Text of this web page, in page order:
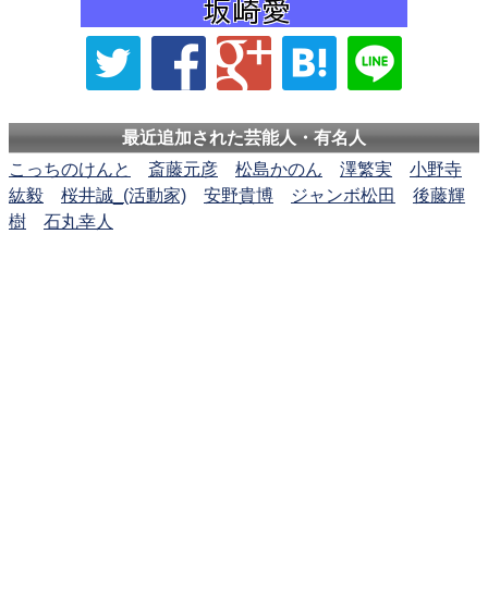
最近追加された芸能人・有名人
こっちのけんと
斎藤元彦 松島かのん 澤繁実
小野寺
紘毅
桜井誠_(活動家) 安野貴博 ジャンボ松田
後藤輝
樹
石丸幸人